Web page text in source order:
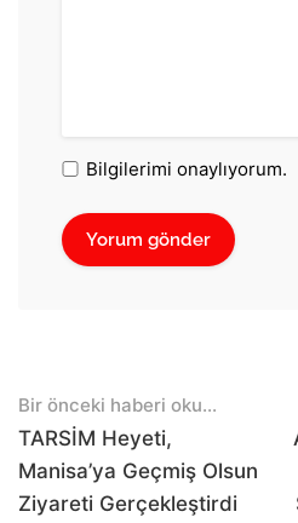
Bilgilerimi onaylıyorum.
Post
navigation
Bir önceki haberi oku...
TARSİM Heyeti,
Manisa’ya Geçmiş Olsun
Ziyareti Gerçekleştirdi